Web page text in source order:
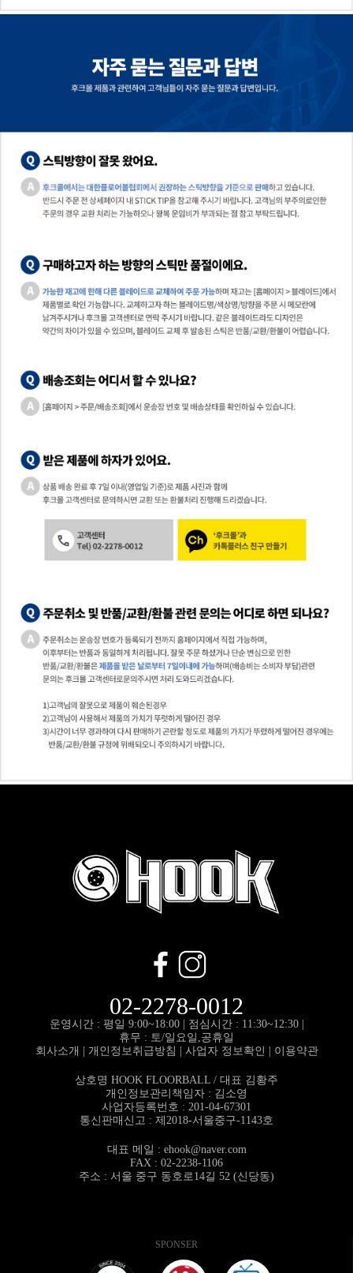
02-2278-0012
운영시간 : 평일 9:00~18:00 | 점심시간 : 11:30~12:30 |
휴무 : 토/일요일,공휴일
회사소개
개인정보취급방침 사업자 정보확인 이용약관
상호명 HOOK FLOORBALL / 대표 김황주
개인정보관리책임자 : 김소영
사업자등록번호 : 201-04-67301
통신판매신고 : 제2018-서울중구-1143호
대표 메일 : ehook@naver.com
FAX : 02-2238-1106
주소 : 서울 중구 동호로14길 52 (신당동)
SPONSER